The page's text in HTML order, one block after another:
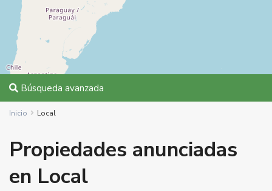
Búsqueda avanzada
Inicio Local
Propiedades anunciadas
en Local